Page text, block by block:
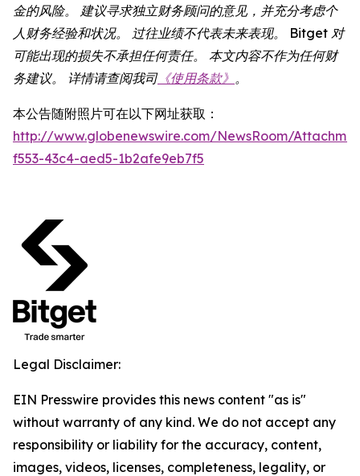
金的风险。 建议寻求独立财务顾问的意见，并充分考虑个
人财务经验和状况。 过往业绩不代表未来表现。 Bitget 对
可能出现的损失不承担任何责任。 本文内容不作为任何财
务建议。 详情请查阅我司《使用条款》 。
本公告随附照片可在以下网址获取：
http://www.globenewswire.com/NewsRoom/
f553-43c4-aed5-1b2afe9eb7f5
Legal Disclaimer:
EIN Presswire provides this news content "as is"
without warranty of any kind. We do not accept any
responsibility or liability for the accuracy, content,
images, videos, licenses, completeness, legality, or